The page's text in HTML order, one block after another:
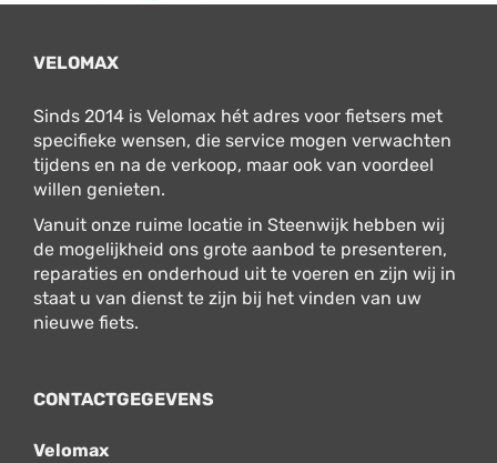
VELOMAX
Sinds 2014 is Velomax hét adres voor fietsers met
specifieke wensen, die service mogen verwachten
tijdens en na de verkoop, maar ook van voordeel
willen genieten.
Vanuit onze ruime locatie in Steenwijk hebben wij
de mogelijkheid ons grote aanbod te presenteren,
reparaties en onderhoud uit te voeren en zijn wij in
staat u van dienst te zijn bij het vinden van uw
nieuwe fiets.
CONTACTGEGEVENS
Velomax